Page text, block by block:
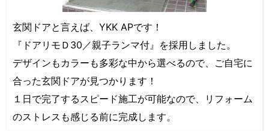
玄関ドアと言えば、YKK APです！
『ドアリモＤ30／親子ランマ付』を採用しました。
デザインもカラーも多彩な中から選べるので、ご自宅に
合った玄関ドアが見つかります！
１日で完了するスピード施工が可能なので、リフォーム
のストレスも感じる前に完成します。